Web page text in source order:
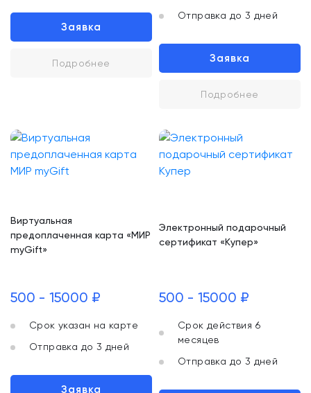
Заявка
Подробнее
Отправка до 3 дней
Заявка
Подробнее
Виртуальная
предоплаченная карта «МИР
myGift»
500 - 15000 ₽
Срок указан на карте
Отправка до 3 дней
Заявка
Электронный подарочный
сертификат «Купер»
500 - 15000 ₽
Срок действия 6
месяцев
Отправка до 3 дней